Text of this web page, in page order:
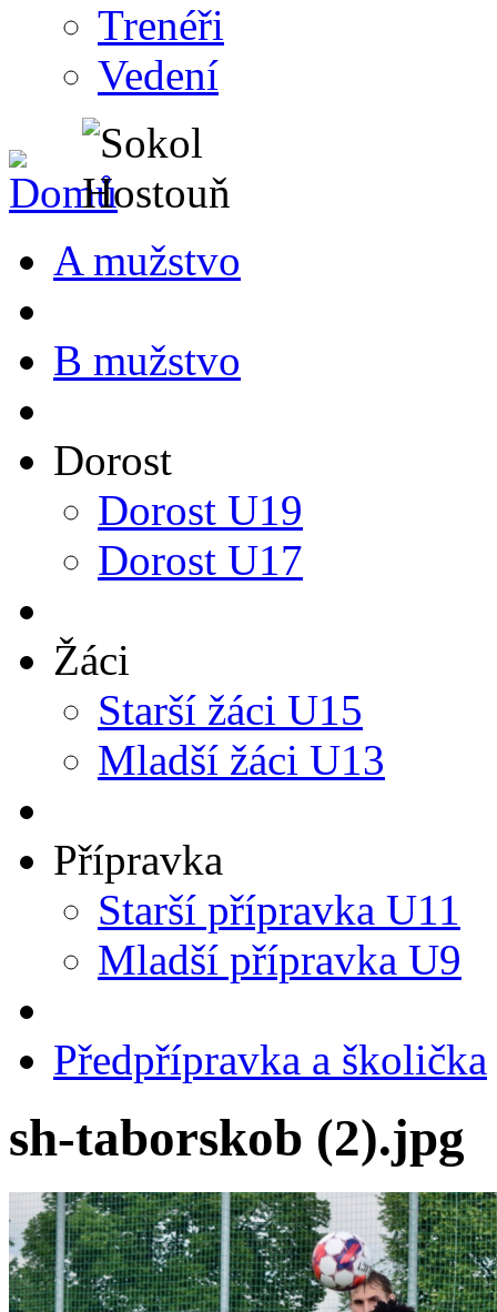
Trenéři
Vedení
A mužstvo
B mužstvo
Dorost
Dorost U19
Dorost U17
Žáci
Starší žáci U15
Mladší žáci U13
Přípravka
Starší přípravka U11
Mladší přípravka U9
Předpřípravka a školička
sh-taborskob (2).jpg